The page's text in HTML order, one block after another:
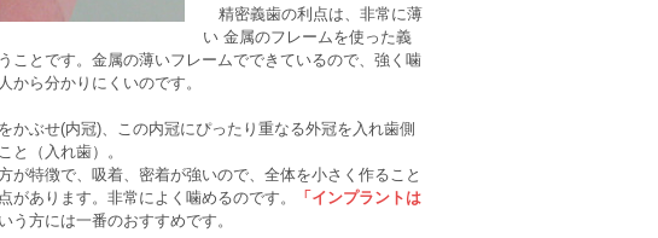
精密義歯の利点は、非常に薄
い 金属のフレームを使った義
ことです。金属の薄いフレームでできているので、強く噛
から分かりにくいのです。
ぶせ(内冠)、この内冠にぴったり重なる外冠を入れ歯側
と（入れ歯）。
が特徴で、吸着、密着が強いので、全体を小さく作ること
あります。非常によく噛めるのです。
「インプラントは
う方には一番のおすすめです。